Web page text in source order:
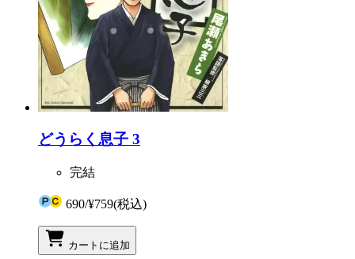
どうらく息子 3
完結
690/¥759(税込)
カートに追加